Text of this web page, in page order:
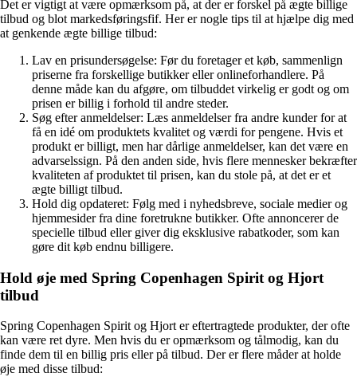
Det er vigtigt at være opmærksom på, at der er forskel på ægte billige
tilbud og blot markedsføringsfif. Her er nogle tips til at hjælpe dig med
at genkende ægte billige tilbud:
Lav en prisundersøgelse: Før du foretager et køb, sammenlign
priserne fra forskellige butikker eller onlineforhandlere. På
denne måde kan du afgøre, om tilbuddet virkelig er godt og om
prisen er billig i forhold til andre steder.
Søg efter anmeldelser: Læs anmeldelser fra andre kunder for at
få en idé om produktets kvalitet og værdi for pengene. Hvis et
produkt er billigt, men har dårlige anmeldelser, kan det være en
advarselssign. På den anden side, hvis flere mennesker bekræfter
kvaliteten af produktet til prisen, kan du stole på, at det er et
ægte billigt tilbud.
Hold dig opdateret: Følg med i nyhedsbreve, sociale medier og
hjemmesider fra dine foretrukne butikker. Ofte annoncerer de
specielle tilbud eller giver dig eksklusive rabatkoder, som kan
gøre dit køb endnu billigere.
Hold øje med Spring Copenhagen Spirit og Hjort
tilbud
Spring Copenhagen Spirit og Hjort er eftertragtede produkter, der ofte
kan være ret dyre. Men hvis du er opmærksom og tålmodig, kan du
finde dem til en billig pris eller på tilbud. Der er flere måder at holde
øje med disse tilbud: